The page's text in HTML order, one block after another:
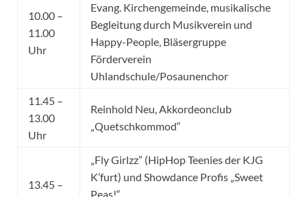
10.00 –
11.00
Uhr
Evang. Kirchengemeinde, musikalische
Begleitung durch Musikverein und
Happy-People, Bläsergruppe
Förderverein
Uhlandschule/Posaunenchor
11.45 –
13.00
Uhr
Reinhold Neu, Akkordeonclub
„Quetschkommod“
13.45 –
„Fly Girlzz” (HipHop Teenies der KJG
K’furt) und Showdance Profis „Sweet
Peas!“